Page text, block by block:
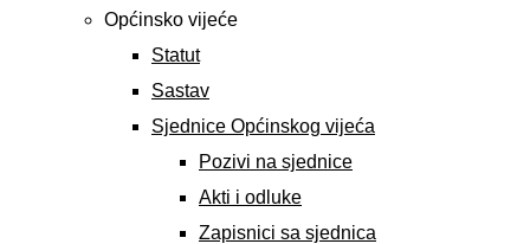
Općinsko vijeće
Statut
Sastav
Sjednice Općinskog vijeća
Pozivi na sjednice
Akti i odluke
Zapisnici sa sjednica